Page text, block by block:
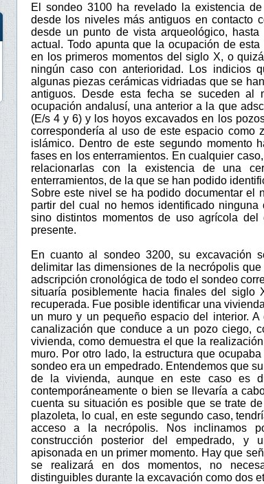
El sondeo 3100 ha revelado la existencia
desde los niveles más antiguos en contacto
desde un punto de vista arqueológico,
actual. Todo apunta que la ocupación de
en los primeros momentos del siglo X, o
ningún caso con anterioridad. Los indicios
algunas piezas cerámicas vidriadas que se
antiguos. Desde esta fecha se suceden al
ocupación andalusí, una anterior a la que
(E/s 4 y 6) y los hoyos excavados en los
correspondería al uso de este espacio como
islámico. Dentro de este segundo momento
fases en los enterramientos. En cualquier
relacionarlas con la existencia de una
enterramientos, de la que se han podido
Sobre este nivel se ha podido documentar el
partir del cual no hemos identificado ninguna
sino distintos momentos de uso agrícola
presente.
En cuanto al sondeo 3200, su excavación
delimitar las dimensiones de la necrópolis
adscripción cronológica de todo el sondeo
situaría posiblemente hacia finales del siglo
recuperada. Fue posible identificar una
un muro y un pequeño espacio del interior.
canalización que conduce a un pozo ciego,
vivienda, como demuestra el que la
muro. Por otro lado, la estructura que
sondeo era un empedrado. Entendemos que
de la vivienda, aunque en este caso es
contemporáneamente o bien se llevaría a
cuenta su situación es posible que se trate
plazoleta, lo cual, en este segundo caso,
acceso a la necrópolis. Nos inclinamos
construcción posterior del empedrado, y
apisonada en un primer momento. Hay que
se realizará en dos momentos, no
distinguibles durante la excavación como dos